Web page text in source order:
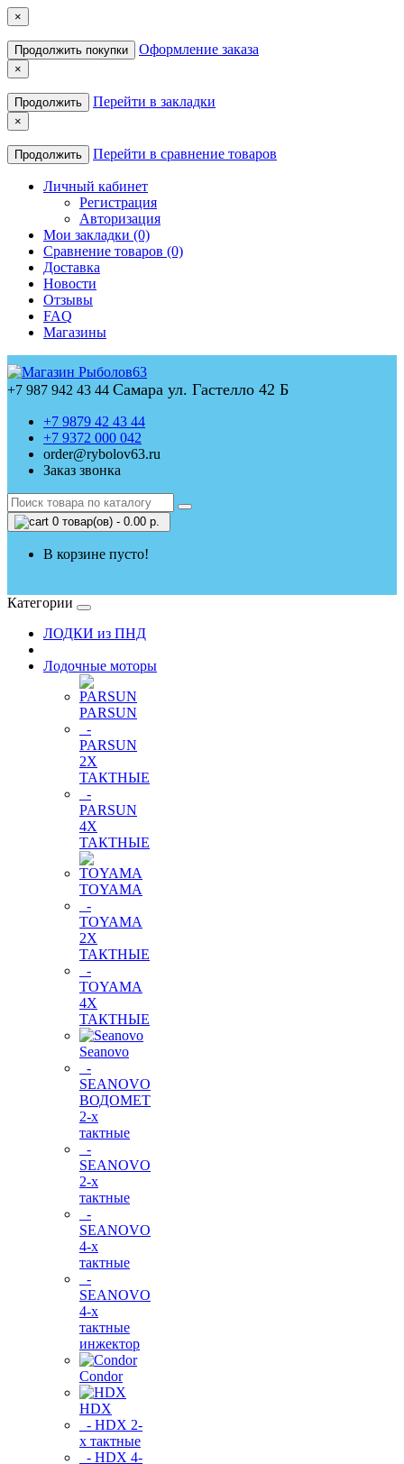
×
Продолжить покупки Оформление заказа
×
Продолжить Перейти в закладки
×
Продолжить Перейти в сравнение товаров
Личный кабинет
Регистрация
Авторизация
Мои закладки (0)
Сравнение товаров (0)
Доставка
Новости
Отзывы
FAQ
Магазины
+7 987 942 43 44 Самара ул. Гастелло 42 Б
+7 9879 42 43 44
+7 9372 000 042
order@rybolov63.ru
Заказ звонка
0 товар(ов) - 0.00 р.
В корзине пусто!
Категории
ЛОДКИ из ПНД
Лодочные моторы
PARSUN
-
PARSUN
2Х
ТАКТНЫЕ
-
PARSUN
4Х
ТАКТНЫЕ
TOYAMA
-
TOYAMA
2Х
ТАКТНЫЕ
-
TOYAMA
4Х
ТАКТНЫЕ
Seanovo
-
SEANOVO
ВОДОМЕТ
2-х
тактные
-
SEANOVO
2-х
тактные
-
SEANOVO
4-х
тактные
-
SEANOVO
4-х
тактные
инжектор
Condor
HDX
- HDX 2-
х тактные
- HDX 4-